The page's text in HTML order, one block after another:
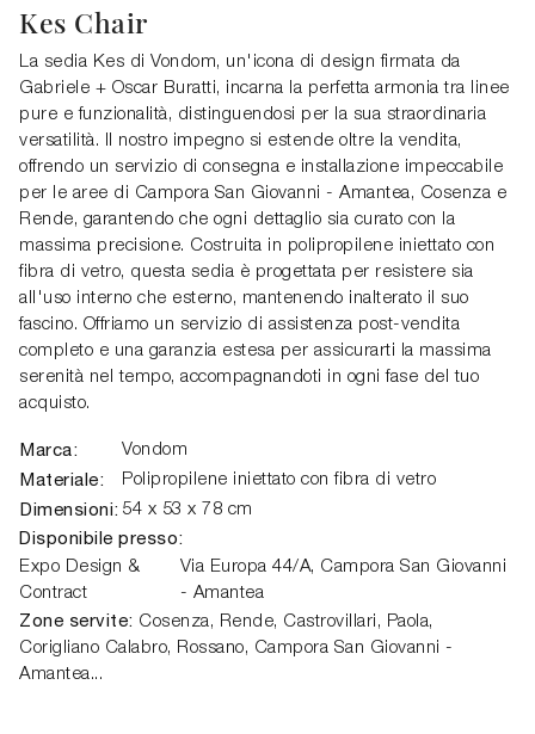
Kes Chair
La sedia Kes di Vondom, un'icona di design firmata da
Gabriele + Oscar Buratti, incarna la perfetta armonia tra linee
pure e funzionalità, distinguendosi per la sua straordinaria
versatilità. Il nostro impegno si estende oltre la vendita,
offrendo un servizio di consegna e installazione impeccabile
per le aree di Campora San Giovanni - Amantea, Cosenza e
Rende, garantendo che ogni dettaglio sia curato con la
massima precisione. Costruita in polipropilene iniettato con
fibra di vetro, questa sedia è progettata per resistere sia
all'uso interno che esterno, mantenendo inalterato il suo
fascino. Offriamo un servizio di assistenza post-vendita
completo e una garanzia estesa per assicurarti la massima
serenità nel tempo, accompagnandoti in ogni fase del tuo
acquisto.
Marca: Vondom
Materiale: Polipropilene iniettato con fibra di vetro
Dimensioni: 54 x 53 x 78 cm
Disponibile presso:
Expo Design &
Contract
Via Europa 44/A, Campora San Giovanni
- Amantea
Zone servite: Cosenza, Rende, Castrovillari, Paola,
Corigliano Calabro, Rossano, Campora San Giovanni -
Amantea...